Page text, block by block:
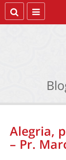
Alegria,
– Pr.